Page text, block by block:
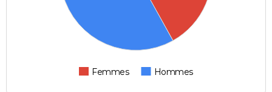
Femmes Hommes